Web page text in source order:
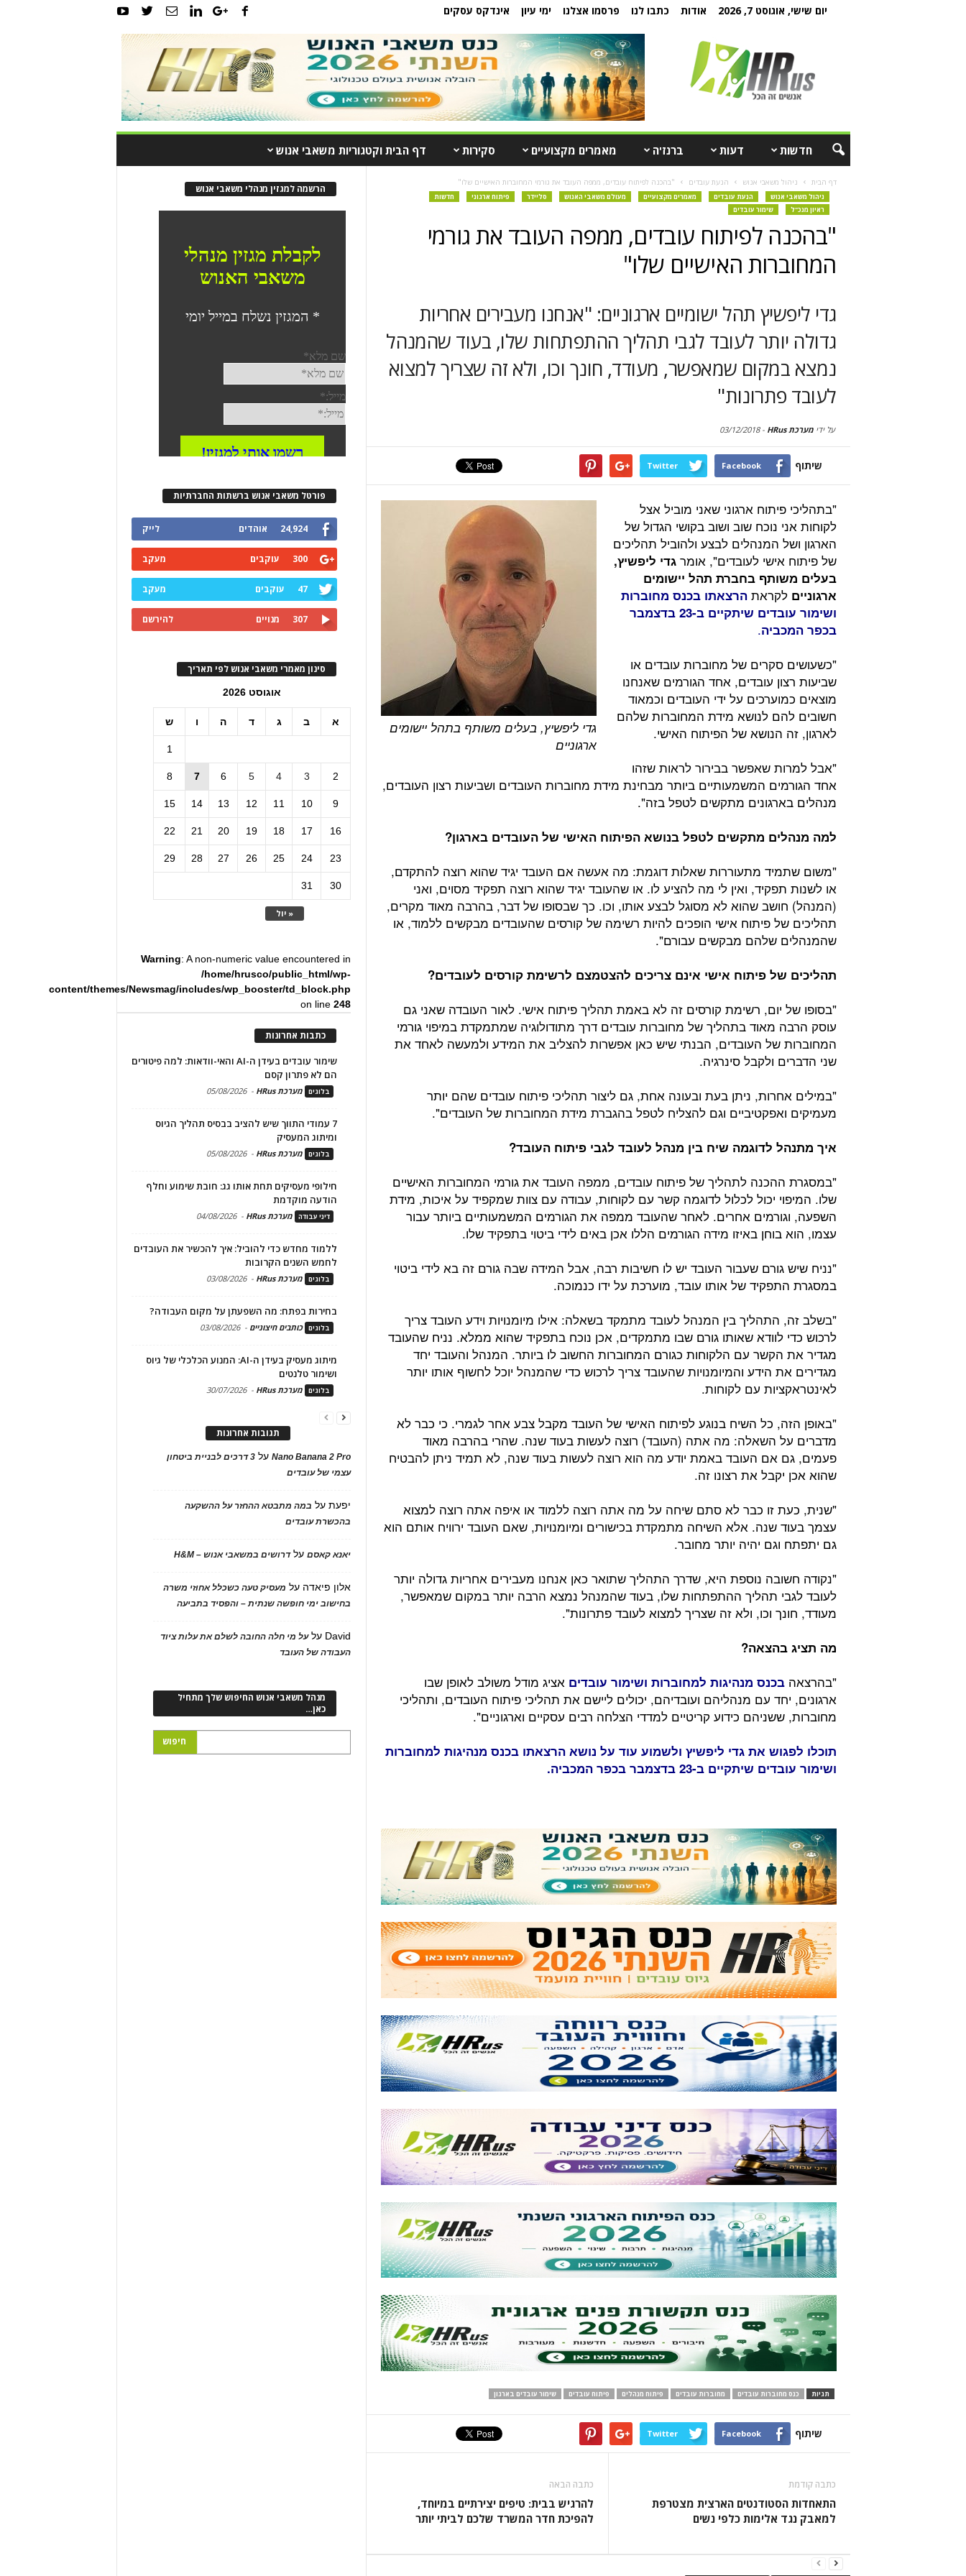
יום שישי, אוגוסט 7, 2026 אודות כתבו לנו פרסמו אצלנו ימי עיון אינדקס עסקים
חדשות דעות ברנז'ה מאמרים מקצועיים סקירות דף הבית וקטגוריות משאבי אנוש
דף הבית ניהול משאבי אנוש הנעת עובדים "בהכנה לפיתוח עובדים, ממפה העובד את גורמי המחוברות האישיים שלו"
ניהול משאבי אנוש הנעת עובדים מאמרים מקצועיים מעולם משאבי האנוש סליידר פיתוח ארגוני
חדשות
ראיון מנכ"ל
שימור עובדים
"בהכנה לפיתוח עובדים, ממפה העובד את גורמי
המחוברות האישיים שלו"
גדי ליפשיץ תהל ישומיים ארגוניים: "אנחנו מעבירים אחריות
גדולה יותר לעובד לגבי תהליך ההתפתחות שלו, בעוד שהמנהל
נמצא במקום שמאפשר, מעודד, חונך וכו, ולא זה שצריך למצוא
לעובד פתרונות"
על ידימערכת HRus -
03/12/2018
שיתוף Facebook
Twitter
גדי ליפשיץ, בעלים משותף בתהל יישומים
ארגוניים
"בתהליכי פיתוח ארגוני שאני מוביל אצל
לקוחות אני נוכח שוב ושוב בקושי הגדול של
הארגון ושל המנהלים לבצע ולהוביל תהליכים
של פיתוח אישי לעובדים", אומרגדי ליפשיץ,
בעלים משותף בחברת תהל יישומים
ארגוניים לקראתהרצאתו בכנס מחוברות
ושימור עובדים שיתקיים ב-23 בדצמבר
בכפר המכביה.
"כשעושים סקרים של מחוברות עובדים או
שביעות רצון עובדים, אחד הגורמים שאנחנו
מוצאים כמוערכים על ידי העובדים וכמאוד
חשובים להם לנושא מידת המחוברות שלהם
לארגון, זה הנושא של הפיתוח האישי.
"אבל למרות שאפשר בבירור לראות שזהו
אחד הגורמים המשמעותיים ביותר מבחינת מידת מחוברות העובדים ושביעות רצון העובדים,
מנהלים בארגונים מתקשים לטפל בזה".
למה מנהלים מתקשים לטפל בנושא הפיתוח האישי של העובדים בארגון?
"משום שתמיד מתעוררות שאלות דוגמת: מה אעשה אם העובד יגיד שהוא רוצה להתקדם,
או לשנות תפקיד, ואין לי מה להציע לו. או שהעובד יגיד שהוא רוצה תפקיד מסוים, ואני
(המנהל) חושב שהוא לא מסוגל לבצע אותו, וכו. כך שבסופו של דבר, בהרבה מאוד מקרים,
תהליכים של פיתוח אישי הופכים להיות רשימה של קורסים שהעובדים מבקשים ללמוד, או
שהמנהלים שלהם מבקשים עבורם".
תהליכים של פיתוח אישי אינם צריכים להצטמצם לרשימת קורסים לעובדים?
"בסופו של יום, רשימת קורסים זה לא באמת תהליך פיתוח אישי. לאור העובדה שאני גם
עוסק הרבה מאוד בתהליך של מחוברות עובדים דרך מתודולוגיה שמתמקדת במיפוי גורמי
המחוברות של העובדים, הבנתי שיש כאן אפשרות להצליב את המידע ולמעשה לאחד את
שני הדברים ולקבל סינרגיה.
"במילים אחרות, ניתן בעת ובעונה אחת, גם ליצור תהליכי פיתוח עובדים שהם יותר
מעמיקים ואפקטיביים וגם להצליח לטפל בהגברת מידת המחוברות של העובדים".
איך מתנהל לדוגמה שיח בין מנהל לעובד לגבי פיתוח העובד?
"במסגרת ההכנה לתהליך של פיתוח עובדים, ממפה העובד את גורמי המחוברות האישיים
שלו. המיפוי יכול לכלול לדוגמה קשר עם לקוחות, עבודה עם צוות שמקפיד על איכות, מידת
השפעה, וגורמים אחרים. לאחר שהעובד ממפה את הגורמים המשמעותיים ביותר עבור
עצמו, הוא בוחן באיזו מידה הגורמים הללו אכן באים לידי ביטוי בתפקיד שלו.
"נניח שיש גורם שעבור העובד יש לו חשיבות רבה, אבל המידה שבה גורם זה בא לידי ביטוי
במסגרת התפקיד של אותו עובד, מוערכת על ידו כנמוכה.
"בשלב זה, התהליך בין המנהל לעובד מתמקד בשאלה: אילו מיומנויות וידע העובד צריך
לרכוש כדי לוודא שאותו גורם שבו מתמקדים, אכן נוכח בתפקיד שהוא ממלא. נניח שהעובד
מגדיר את הקשר עם הלקוחות כגורם המחוברות החשוב לו ביותר. המנהל והעובד יחד
מגדירים את הידע והמיומנויות שהעובד צריך לרכוש כדי שהמנהל יוכל לחשוף אותו יותר
לאינטראקציות עם לקוחות.
"באופן הזה, כל השיח בנוגע לפיתוח האישי של העובד מקבל צבע אחר לגמרי. כי כבר לא
מדברים על השאלה: מה אתה (העובד) רוצה לעשות בעוד שנה. שהרי בהרבה מאוד
פעמים, גם אם העובד באמת יודע מה הוא רוצה לעשות בעוד שנה, לא תמיד ניתן להבטיח
שהוא אכן יקבל את רצונו זה.
"שנית, כעת זו כבר לא סתם שיחה על מה אתה רוצה ללמוד או איפה אתה רוצה למצוא
עצמך בעוד שנה. אלא השיחה מתמקדת בכישורים ומיומנויות, שאם העובד ירוויח אותם הוא
גם יתפתח וגם יהיה יותר מחובר.
"נקודה חשובה נוספת היא, שדרך התהליך שתואר כאן אנחנו מעבירים אחריות גדולה יותר
לעובד לגבי תהליך ההתפתחות שלו, בעוד שהמנהל נמצא הרבה יותר במקום שמאפשר,
מעודד, חונך וכו, ולא זה שצריך למצוא לעובד פתרונות".
מה תציג בהצאה?
"בהרצאהבכנס מנהיגות למחוברות ושימור עובדים אציג מודל משולב לאופן שבו
ארגונים, יחד עם מנהליהם ועובדיהם, יכולים ליישם את תהליכי פיתוח העובדים, ותהליכי
מחוברות, ששניהם כידוע קריטיים למדדי הצלחה רבים עסקיים וארגוניים".
תוכלו לפגוש את גדי ליפשיץ ולשמוע עוד על נושא הרצאתו בכנס מנהיגות למחוברות
ושימור עובדים שיתקיים ב-23 בדצמבר בכפר המכביה.
תגיות כנס מחוברות עובדים מחוברות עובדים פיתוח מנהלים פיתוח עובדים שימור עובדים בארגון
שיתוף Facebook
Twitter
כתבה קודמת
התאחדות הסטודנטים הארצית מצטרפת
למאבק נגד אלימות כלפי נשים
כתבה הבאה
להרגיש בבית: טיפים יצירתיים במיוחד,
להפיכת חדר המשרד שלכם לביתי יותר
הרשמה למגזין מנהלי משאבי אנוש
פורטל משאבי אנוש ברשתות החברתיות
24,924 אוהדים לייק
300 עוקבים מעקב
47 עוקבים מעקב
307 מנויים להירשם
סינון מאמרי משאבי אנוש לפי תאריך
אוגוסט 2026
א ב ג ד ה ו ש
« יול
1
2
3
4
5
6
7
8
9
10
11
12
13
14
15
16
17
18
19
20
21
22
23
24
25
26
27
28
29
30
31
Warning: A non-numeric value encountered in
/home/hrusco/public_html/wp-
content/themes/Newsmag/includes/wp_booster/td_block.php
on line248
כתבות אחרונות
שימור עובדים בעידן ה-AI והאי-וודאות: למה פיטורים
הם לא פתרון קסם
בלוגים מערכת HRus -
05/08/2026
7 עמודי התווך שיש להציב בבסיס תהליך הגיוס
ומיתוג המעסיק
בלוגים מערכת HRus -
05/08/2026
חילופי מעסיקים תחת אותו גג: חובת שימוע וחלף
הודעה מוקדמת
דיני עבודה מערכת HRus -
04/08/2026
ללמוד מחדש כדי להוביל: איך להכשיר את העובדים
לחמש השנים הקרובות
בלוגים מערכת HRus -
03/08/2026
בחירות בפתח: מה השפעתן על מקום העבודה?
בלוגים כותבים חיצוניים -
03/08/2026
מיתוג מעסיק בעידן ה-AI: המנוע הכלכלי של גיוס
ושימור טלנטים
בלוגים מערכת HRus -
30/07/2026
תגובות אחרונות
Nano Banana 2 Proעל
3 דרכים לבניית ביטחון
עצמי של עובדים
יפעתעל במה מתבטא ההחזר על ההשקעה
בהכשרת עובדים
יאנא קאסםעלדרושים במשאבי אנוש – H&M
אלון פיאדה על מעסיק טעה כשכלל אחוזי משרה
בחישוב ימי חופשה שנתית – והפסיד בתביעה
David עלעל מי חלה החובה לשלם את עלות ציוד
העבודה של העובד
מנהל משאבי אנוש החיפוש שלך מתחיל
כאן…